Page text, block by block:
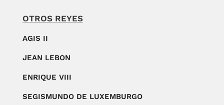
OTROS REYES
AGIS II
JEAN LEBON
ENRIQUE VIII
SEGISMUNDO DE LUXEMBURGO